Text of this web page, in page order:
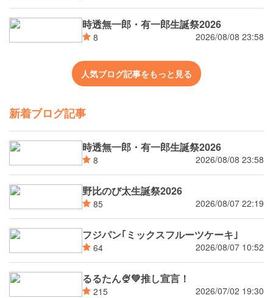
時透無一郎・有一郎生誕祭2026
8 2026/08/08 23:58
人気ブログ記事をもっと見る
新着ブログ記事
時透無一郎・有一郎生誕祭2026
8 2026/08/08 23:58
野比のび太生誕祭2026
85 2026/08/07 22:19
フジパン｢ミックスフルーツケーキ｣
64 2026/08/07 10:52
るるたん🍨‪💚推し宣言！
215 2026/07/02 19:30